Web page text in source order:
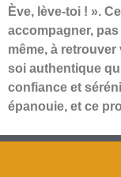
Ève, lève-toi ! ».
accompagner,
même, à
soi authentique
confiance et
épanouie, et ce